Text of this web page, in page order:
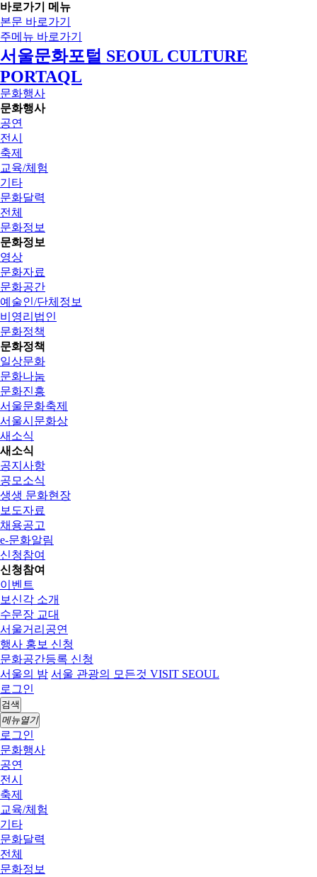
바로가기 메뉴
본문 바로가기
주메뉴 바로가기
서울문화포털 SEOUL CULTURE
PORTAQL
문화행사
문화행사
공연
전시
축제
교육/체험
기타
문화달력
전체
문화정보
문화정보
영상
문화자료
문화공간
예술인/단체정보
비영리법인
문화정책
문화정책
일상문화
문화나눔
문화진흥
서울문화축제
서울시문화상
새소식
새소식
공지사항
공모소식
생생 문화현장
보도자료
채용공고
e-문화알림
신청참여
신청참여
이벤트
보신각 소개
수문장 교대
서울거리공연
행사 홍보 신청
문화공간등록 신청
서울의 밤 서울 관광의 모든것 VISIT SEOUL
로그인
검색
메뉴열기
로그인
문화행사
공연
전시
축제
교육/체험
기타
문화달력
전체
문화정보